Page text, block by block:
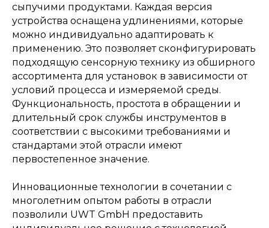
сыпучими продуктами. Каждая версия
устройства оснащена удлинениями, которые
можно индивидуально адаптировать к
применению. Это позволяет сконфигурировать
подходящую сенсорную технику из обширного
ассортимента для установок в зависимости от
условий процесса и измеряемой среды.
Функциональность, простота в обращении и
длительный срок службы инструментов в
соответствии с высокими требованиями и
стандартами этой отрасли имеют
первостепенное значение.
Инновационные технологии в сочетании с
многолетним опытом работы в отрасли
позволили UWT GmbH предоставить